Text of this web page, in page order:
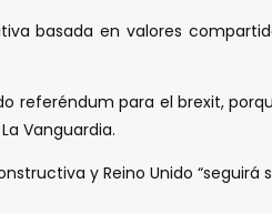
basada en valores
referéndum para el brexit,
Vanguardia.
y Reino Unido “seguirá